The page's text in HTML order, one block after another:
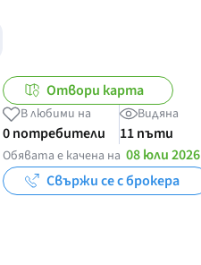
Отвори карта
В любими на
0 потребители
Видяна
11 пъти
Обявата е качена на 08 юли 2026
Свържи се с брокера